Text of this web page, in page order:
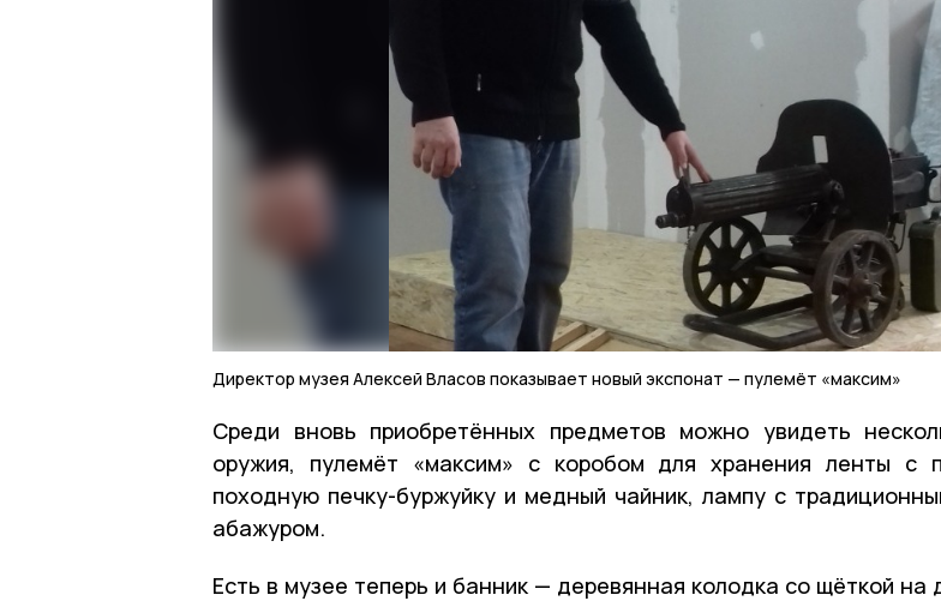
Директор музея Алексей Власов показывает новый экспонат — пулемёт «максим»
Среди вновь приобретённых предметов можно увидеть
оружия, пулемёт «максим» с коробом для хранения ленты с
походную печку-буржуйку и медный чайник, лампу с
абажуром.
Есть в музее теперь и банник — деревянная колодка со щёткой на